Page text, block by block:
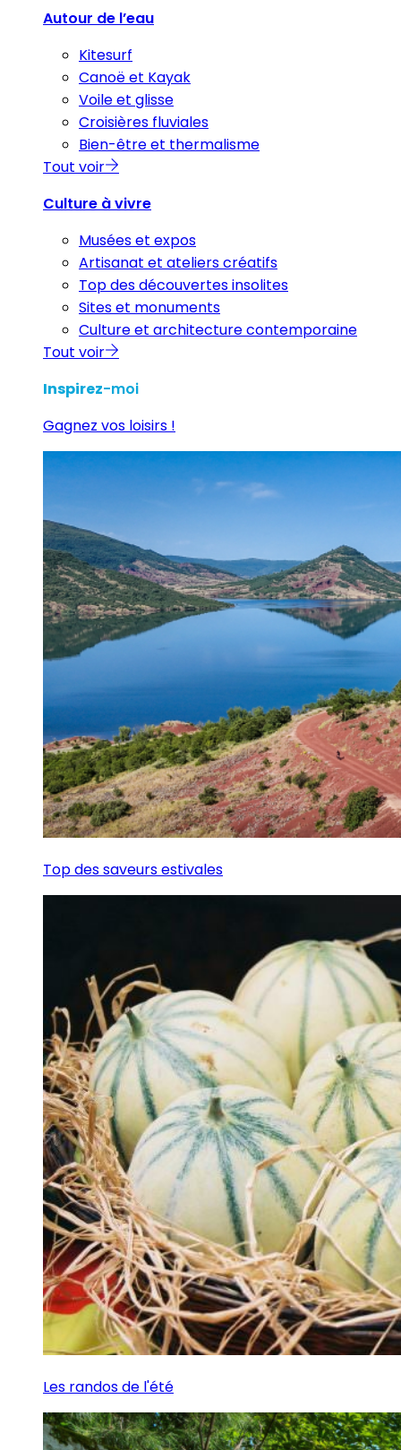
Autour de l’eau
Kitesurf
Canoë et Kayak
Voile et glisse
Croisières fluviales
Bien-être et thermalisme
Tout voir
Culture à vivre
Musées et expos
Artisanat et ateliers créatifs
Top des découvertes insolites
Sites et monuments
Culture et architecture contemporaine
Tout voir
Inspirez-moi
Gagnez vos loisirs !
Top des saveurs estivales
Les randos de l'été